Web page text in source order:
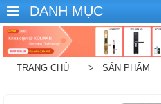
DANH MỤC
TRANG CHỦ > SẢN PHẨM